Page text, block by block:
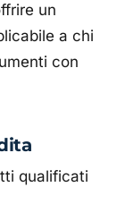
un
a chi
con
qualificati